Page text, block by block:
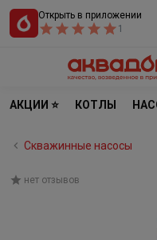
Открыть в приложении
1
АКЦИИ ⭐ КОТЛЫ
Скважинные насосы
нет отзывов